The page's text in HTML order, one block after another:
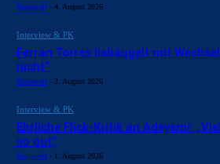
Barçawelt - 4. August 2026
Interview & PK
Ferran Torres liebäugelt mit
nicht“
Barçawelt - 3. August 2026
Interview & PK
Ehrliche Flick-Kritik an Adeyemi:
so gut“
Barçawelt - 1. August 2026